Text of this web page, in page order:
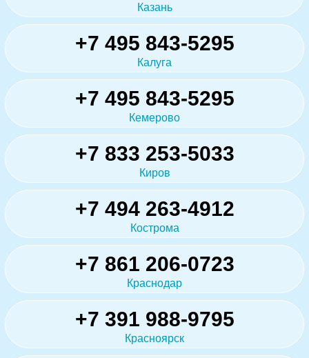
Казань
+7 495 843-5295
Калуга
+7 495 843-5295
Кемерово
+7 833 253-5033
Киров
+7 494 263-4912
Кострома
+7 861 206-0723
Краснодар
+7 391 988-9795
Красноярск